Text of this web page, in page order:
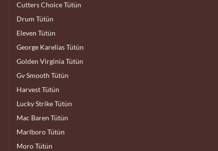
Cutters Choice Tütün
Drum Tütün
Eleven Tütün
George Karelias Tütün
Golden Virginia Tütün
Gv Smooth Tütün
Harvest Tütün
Lucky Strike Tütün
Mac Baren Tütün
Marlboro Tütün
Moro Tütün